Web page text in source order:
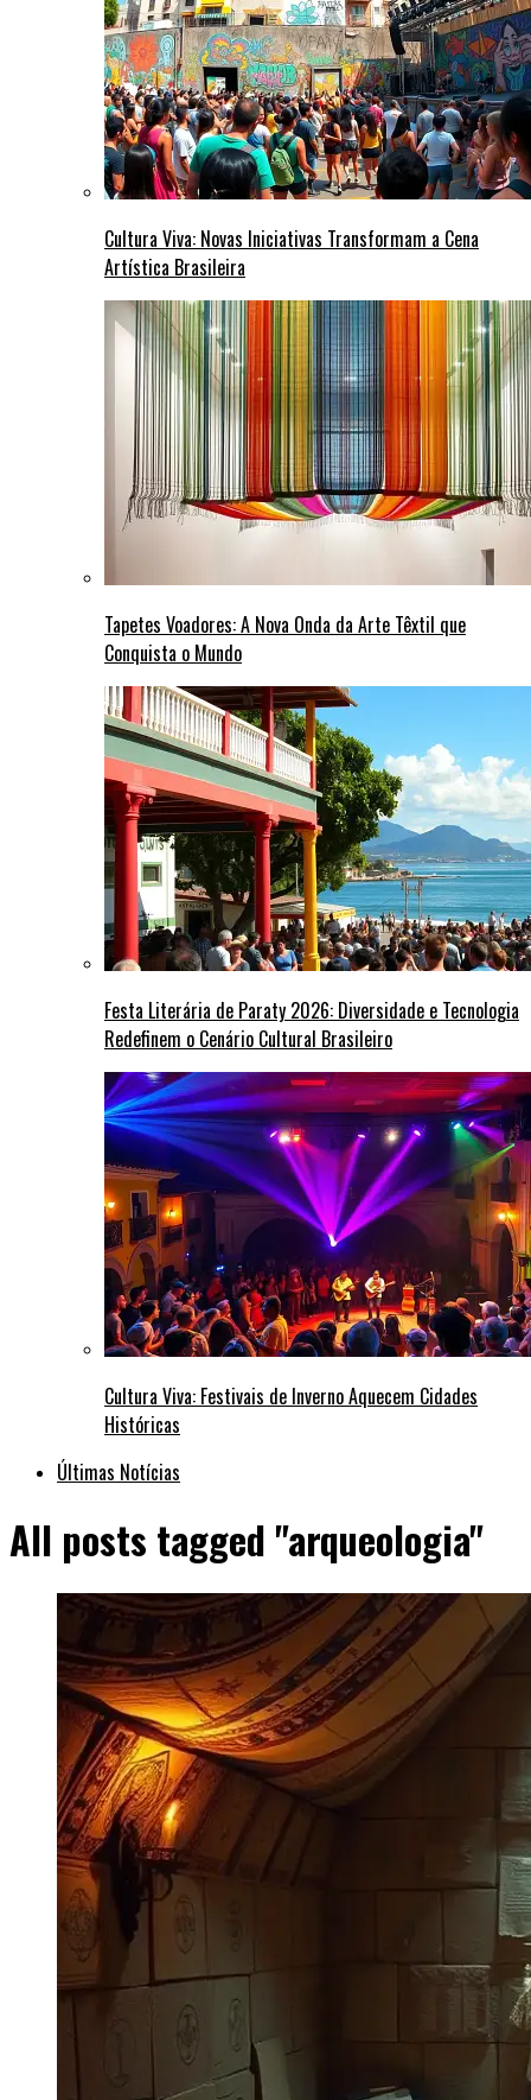
Cultura Viva: Novas Iniciativas Transformam a Cena
Artística Brasileira
Tapetes Voadores: A Nova Onda da Arte Têxtil que
Conquista o Mundo
Festa Literária de Paraty 2026: Diversidade e Tecnologia
Redefinem o Cenário Cultural Brasileiro
Cultura Viva: Festivais de Inverno Aquecem Cidades
Históricas
Últimas Notícias
All posts tagged "arqueologia"